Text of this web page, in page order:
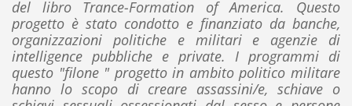
del libro Trance-Formation of America. Questo
progetto è stato condotto e finanziato da banche,
organizzazioni politiche e militari e agenzie di
intelligence pubbliche e private. I programmi di
questo "filone " progetto in ambito politico militare
hanno lo scopo di creare assassini/e, schiave o